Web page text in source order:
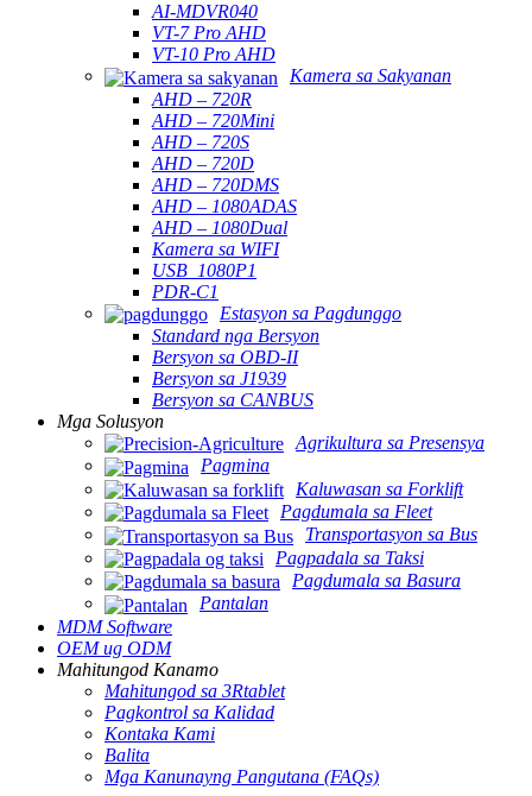
AI-MDVR040
VT-7 Pro AHD
VT-10 Pro AHD
Kamera sa Sakyanan
AHD – 720R
AHD – 720Mini
AHD – 720S
AHD – 720D
AHD – 720DMS
AHD – 1080ADAS
AHD – 1080Dual
Kamera sa WIFI
USB_1080P1
PDR-C1
Estasyon sa Pagdunggo
Standard nga Bersyon
Bersyon sa OBD-II
Bersyon sa J1939
Bersyon sa CANBUS
Mga Solusyon
Agrikultura sa Presensya
Pagmina
Kaluwasan sa Forklift
Pagdumala sa Fleet
Transportasyon sa Bus
Pagpadala sa Taksi
Pagdumala sa Basura
Pantalan
MDM Software
OEM ug ODM
Mahitungod Kanamo
Mahitungod sa 3Rtablet
Pagkontrol sa Kalidad
Kontaka Kami
Balita
Mga Kanunayng Pangutana (FAQs)